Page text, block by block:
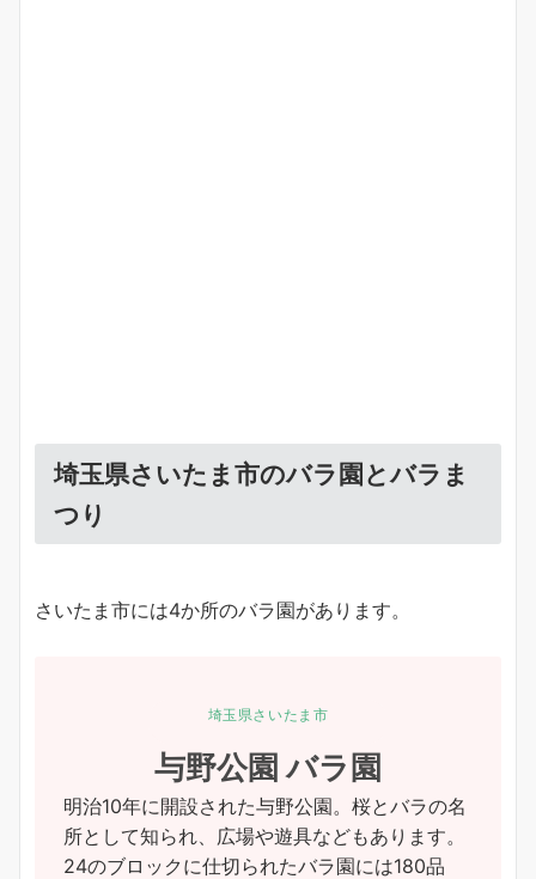
埼玉県さいたま市のバラ園とバラま
つり
さいたま市には4か所のバラ園があります。
埼玉県さいたま市
与野公園 バラ園
明治10年に開設された与野公園。桜とバラの名
所として知られ、広場や遊具などもあります。
24のブロックに仕切られたバラ園には180品